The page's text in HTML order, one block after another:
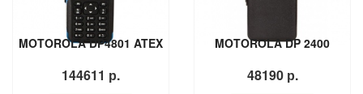
MOTOROLA DP4801 ATEX
144611 р.
MOTOROLA DP 2400
48190 р.